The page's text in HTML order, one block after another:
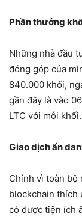
Phần thưởng
Những nhà đầu
đóng góp của
840.000 khối,
gần đây là vào
LTC với mỗi khối.
Giao dịch ẩn
Chính vì toàn bộ
blockchain thích
có được tiện ích